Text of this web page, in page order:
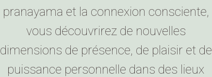
pranayama et la connexion consciente,
vous découvrirez de nouvelles
dimensions de présence, de plaisir et de
puissance personnelle dans des lieux